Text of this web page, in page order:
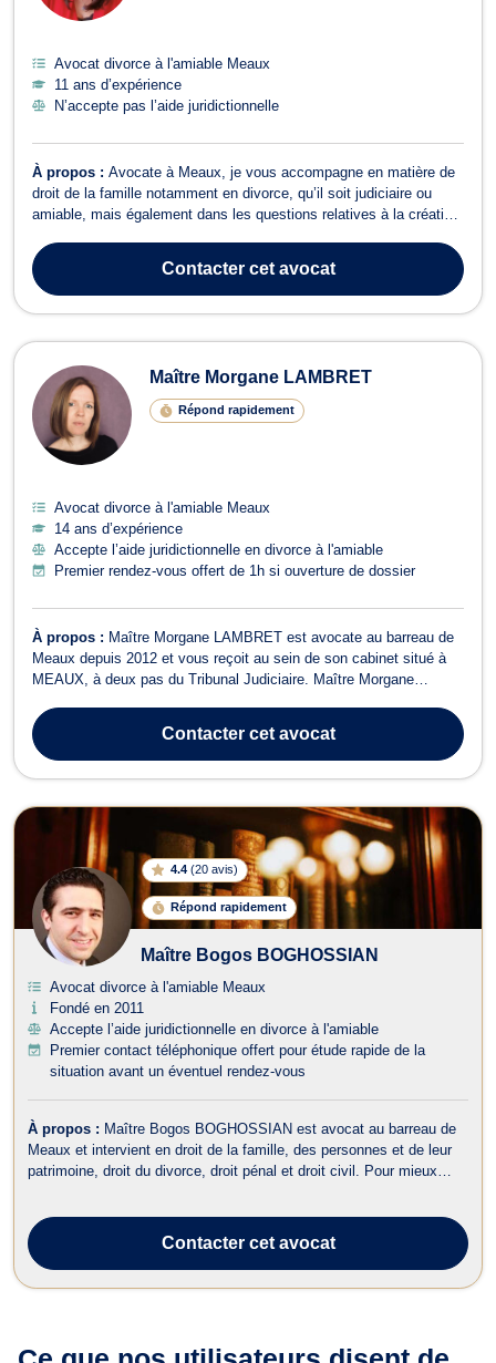
Avocat divorce à l'amiable Meaux
11 ans d’expérience
N’accepte pas l’aide juridictionnelle
À propos : Avocate à Meaux, je vous accompagne en matière de
droit de la famille notamment en divorce, qu’il soit judiciaire ou
amiable, mais également dans les questions relatives à la création
résidence des enfants, à la reconnaissance et à la contestation de
paternité, à l’...
Contactercet avocat
Maître Morgane LAMBRET
Répond rapidement
Avocat divorce à l'amiable Meaux
14 ans d’expérience
Accepte l’aide juridictionnelle en divorce à l'amiable
Premier rendez-vous offert de 1h si ouverture de dossier
À propos : Maître Morgane LAMBRET est avocate au barreau de
Meaux depuis 2012 et vous reçoit au sein de son cabinet situé à
MEAUX, à deux pas du Tribunal Judiciaire. Maître Morgane
famille : divorce (amiable ou contentieux), séparations de corps,
constitution et rupture d'...Contactercet avocat
4.4 (20 avis)
Répond rapidement
Maître Bogos BOGHOSSIAN
Avocat divorce à l'amiable Meaux
Fondé en 2011
Accepte l’aide juridictionnelle en divorce à l'amiable
Premier contact téléphonique offert pour étude rapide de la
situation avant un éventuel rendez-vous
À propos : Maître Bogos BOGHOSSIAN est avocat au barreau de
Meaux et intervient en droit de la famille, des personnes et de leur
patrimoine, droit du divorce, droit pénal et droit civil. Pour mieux
Goële. Maître BOGHO...Contactercet avocat